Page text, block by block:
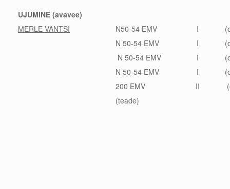
UJUMINE (avavee)
MERLE VANTSI
N50-54 EMV I
N 50-54 EMV
I
N 50-54 EMV
I
N 50-54 EMV
I
200 EMV
(teade)
II